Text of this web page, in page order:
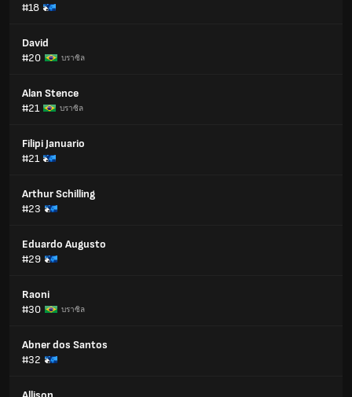
#18
David
#20
บราซิล
Alan Stence
#21
บราซิล
Filipi Januario
#21
Arthur Schilling
#23
Eduardo Augusto
#29
Raoni
#30
บราซิล
Abner dos Santos
#32